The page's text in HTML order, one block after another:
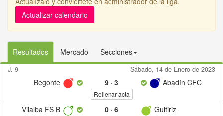
Actualizar calendario
Resultados Mercado Secciones
J. 9 Sábado, 14 de Enero de 2023
Begonte 9· 3 Abadín CFC
Rellenar acta
Vilalba FS B 0· 6 Guitiriz